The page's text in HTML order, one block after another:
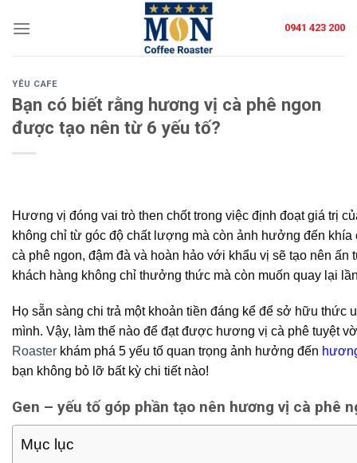
0941 423 200
YÊU CAFE
Bạn có biết rằng hương vị cà phê ngon
được tạo nên từ 6 yếu tố?
Hương vị đóng vai trò then chốt trong việc định đoạt giá trị
không chỉ từ góc độ chất lượng mà còn ảnh hưởng đến khía
cà phê ngon, đậm đà và hoàn hảo với khẩu vị sẽ tạo nên ấn
khách hàng không chỉ thưởng thức mà còn muốn quay lại
Họ sẵn sàng chi trả một khoản tiền đáng kể để sở hữu thức
mình. Vậy, làm thế nào để đạt được hương vị cà phê tuyệt
Roaster khám phá 5 yếu tố quan trọng ảnh hưởng đến
bạn không bỏ lỡ bất kỳ chi tiết nào!
Gen – yếu tố góp phần tạo nên hương vị cà phê
Mục lục